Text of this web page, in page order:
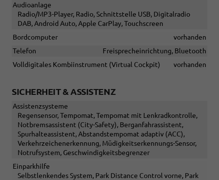
Audioanlage
Radio/MP3-Player, Radio, Schnittstelle USB, Digitalradio
DAB, Android Auto, Apple CarPlay, Touchscreen
Bordcomputer
vorhanden
Telefon
Freisprecheinrichtung, Bluetooth
Volldigitales Kombiinstrument (Virtual Cockpit)
vorhanden
SICHERHEIT & ASSISTENZ
Assistenzsysteme
Regensensor, Tempomat, Tempomat mit Lenkradkontrolle,
Notbremsassistent (City-Safety), Berganfahrassistent,
Spurhalteassistent, Abstandstempomat adaptiv (ACC),
Verkehrzeichenerkennung, Müdigkeitserkennungs-Sensor,
Notrufsystem, Geschwindigkeitsbegrenzer
Einparkhilfe
Selbstlenkendes System, Park Distance Control vorne, Park